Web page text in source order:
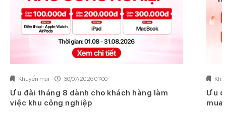
Khuyến mãi 30/07/2026 01:00
Ưu đãi tháng 8 dành cho khách hàng làm
việc khu công nghiệp
Ưu
mua